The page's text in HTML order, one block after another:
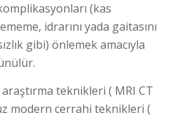
(kas
idrarını yada gaitasını
gibi) önlemek amacıyla
teknikleri ( MRI CT
modern cerrahi teknikleri (